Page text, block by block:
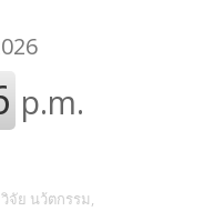
วิจัย นว้ตกรรม,